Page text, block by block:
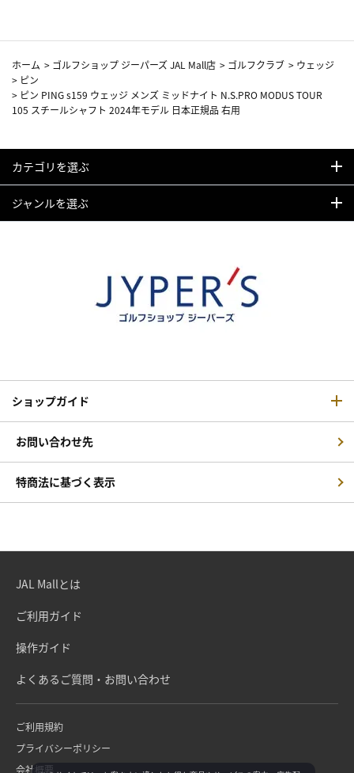
ホーム > ゴルフショップ ジーパーズ JAL Mall店 > ゴルフクラブ > ウェッジ
> ピン
> ピン PING s159 ウェッジ メンズ ミッドナイト N.S.PRO MODUS TOUR
105 スチールシャフト 2024年モデル 日本正規品 右用
カテゴリを選ぶ
ジャンルを選ぶ
ショップガイド
お問い合わせ先
特商法に基づく表示
JAL Mallとは
ご利用ガイド
操作ガイド
よくあるご質問・お問い合わせ
ご利用規約
プライバシーポリシー
会社概要